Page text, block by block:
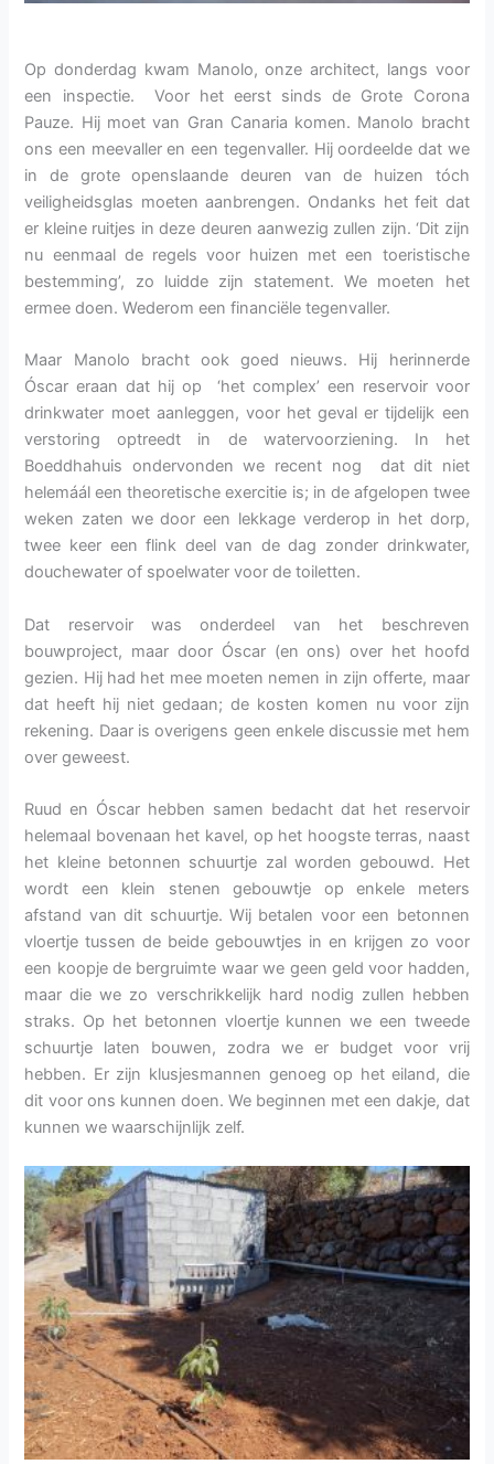
Op donderdag kwam Manolo, onze architect, langs voor
een inspectie. Voor het eerst sinds de Grote Corona
Pauze. Hij moet van Gran Canaria komen. Manolo bracht
ons een meevaller en een tegenvaller. Hij oordeelde dat we
in de grote openslaande deuren van de huizen tóch
veiligheidsglas moeten aanbrengen. Ondanks het feit dat
er kleine ruitjes in deze deuren aanwezig zullen zijn. ‘Dit zijn
nu eenmaal de regels voor huizen met een toeristische
bestemming’, zo luidde zijn statement. We moeten het
ermee doen. Wederom een financiële tegenvaller.
Maar Manolo bracht ook goed nieuws. Hij herinnerde
Óscar eraan dat hij op ‘het complex’ een reservoir voor
drinkwater moet aanleggen, voor het geval er tijdelijk een
verstoring optreedt in de watervoorziening. In het
Boeddhahuis ondervonden we recent nog dat dit niet
helemáál een theoretische exercitie is; in de afgelopen twee
weken zaten we door een lekkage verderop in het dorp,
twee keer een flink deel van de dag zonder drinkwater,
douchewater of spoelwater voor de toiletten.
Dat reservoir was onderdeel van het beschreven
bouwproject, maar door Óscar (en ons) over het hoofd
gezien. Hij had het mee moeten nemen in zijn offerte, maar
dat heeft hij niet gedaan; de kosten komen nu voor zijn
rekening. Daar is overigens geen enkele discussie met hem
over geweest.
Ruud en Óscar hebben samen bedacht dat het reservoir
helemaal bovenaan het kavel, op het hoogste terras, naast
het kleine betonnen schuurtje zal worden gebouwd. Het
wordt een klein stenen gebouwtje op enkele meters
afstand van dit schuurtje. Wij betalen voor een betonnen
vloertje tussen de beide gebouwtjes in en krijgen zo voor
een koopje de bergruimte waar we geen geld voor hadden,
maar die we zo verschrikkelijk hard nodig zullen hebben
straks. Op het betonnen vloertje kunnen we een tweede
schuurtje laten bouwen, zodra we er budget voor vrij
hebben. Er zijn klusjesmannen genoeg op het eiland, die
dit voor ons kunnen doen. We beginnen met een dakje, dat
kunnen we waarschijnlijk zelf.